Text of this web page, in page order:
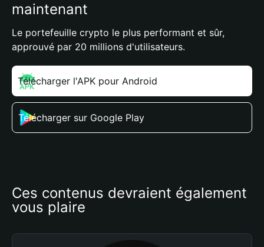
maintenant
Le portefeuille crypto le plus performant et sûr,
approuvé par 20 millions d'utilisateurs.
Télécharger l'APK pour Android
Télécharger sur Google Play
Ces contenus devraient également
vous plaire